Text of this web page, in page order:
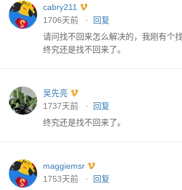
cabry211
1706天前 ·
回复
请问找不回来怎么解决的，我刚有个
终究还是找不回来了。
吴先亮
1737天前 ·
回复
终究还是找不回来了。
maggiemsr
1753天前 ·
回复